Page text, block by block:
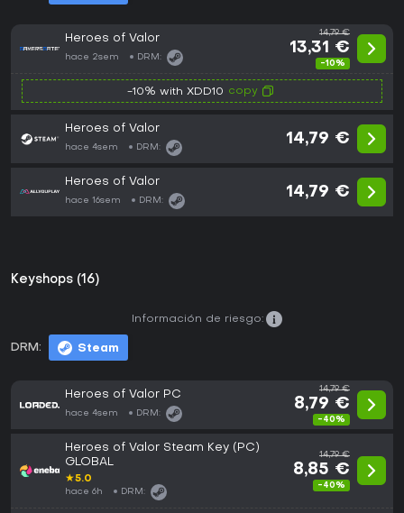
Heroes of Valor
hace 2sem DRM:
14,79 €
13,31 €
-10%
-10% with XDD10 copy
Heroes of Valor
hace 4sem DRM:
14,79 €
Heroes of Valor
hace 16sem DRM:
14,79 €
Keyshops (16)
DRM: Steam
Información de riesgo:
Heroes of Valor PC
hace 4sem DRM:
14,79 €
8,79 €
-40%
Heroes of Valor Steam Key (PC)
GLOBAL
★5.0
hace 6h DRM:
14,79 €
8,85 €
-40%